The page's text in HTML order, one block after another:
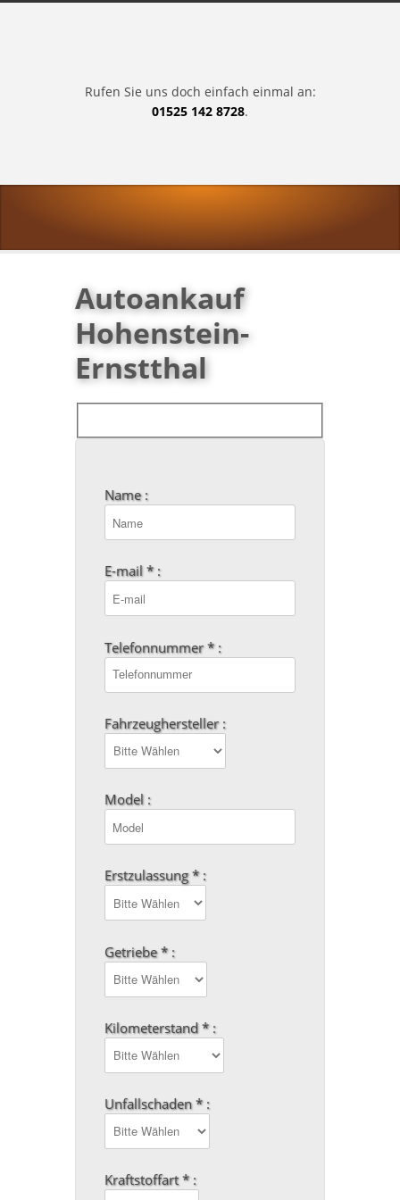
Rufen Sie uns doch einfach einmal an:
01525 142 8728.
Autoankauf
Hohenstein-
Ernstthal
Name :
E-mail * :
Telefonnummer * :
Fahrzeughersteller :
Model :
Erstzulassung * :
Getriebe * :
Kilometerstand * :
Unfallschaden * :
Kraftstoffart * :